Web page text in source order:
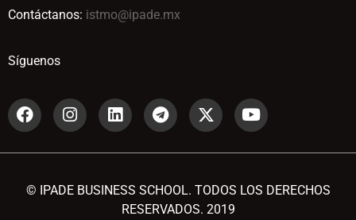
Contáctanos: istmo@ipade.mx
Síguenos
© IPADE BUSINESS SCHOOL. TODOS LOS DERECHOS
RESERVADOS. 2019